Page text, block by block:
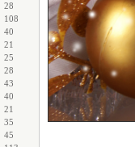
28
108
40
21
25
28
43
40
21
35
45